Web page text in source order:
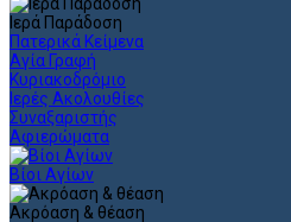
Ιερά Παράδοση
Πατερικά Κείμενα
Αγία Γραφή
Κυριακοδρόμιο
Ιερές Ακολουθίες
Συναξαριστής
Αφιερώματα
Βίοι Αγίων
Ακρόαση & θέαση